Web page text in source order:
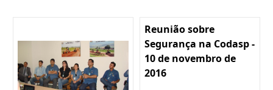
Reunião sobre
Segurança na Codasp -
10 de novembro de
2016